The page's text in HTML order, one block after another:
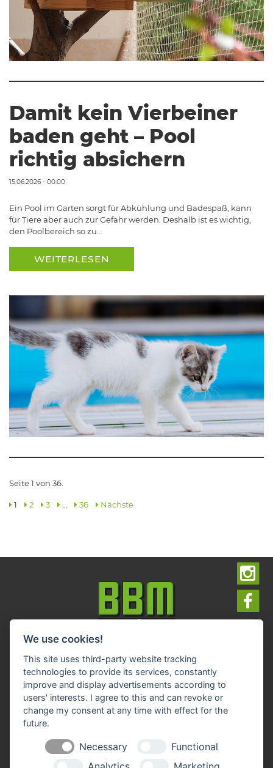
Damit kein Vierbeiner
baden geht – Pool
richtig absichern
15.06.2026 - 00:00
Ein Pool im Garten sorgt für Abkühlung und Badespaß, kann
für Tiere aber auch zur Gefahr werden. Deshalb ist es wichtig,
den Poolbereich so zu…
WEITERLESEN
Seite 1 von 36.
1 2 3 … 36 Nächste
Impressum Datenschutz
Cookie-Einstellungen ändern
BBM Baumarkt Achim
Margarete-Steiff-Allee 1
Telefon: 04202 91 03 50
E-Mail:
achim(at)bbm-baumarkt.de
We use cookies!
This site uses third-party website tracking
technologies to provide its services, constantly
improve and display advertisements according to
users' interests. I agree to this and can revoke or
change my consent at any time with effect for the
future.
Necessary
Functional